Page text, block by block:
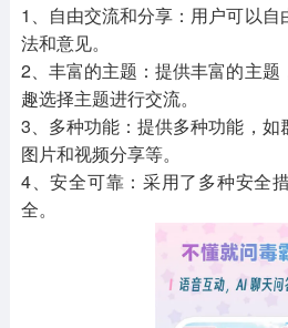
1、自由交流和分享：用户可以
法和意见。
2、丰富的主题：提供丰富的主
趣选择主题进行交流。
3、多种功能：提供多种功能，如
图片和视频分享等。
4、安全可靠：采用了多种安全
全。